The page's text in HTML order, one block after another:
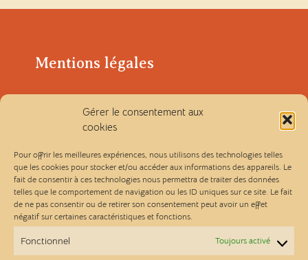
Gérer le consentement aux
cookies
Pour offrir les meilleures expériences, nous utilisons des technologies telles
que les cookies pour stocker et/ou accéder aux informations des appareils. Le
fait de consentir à ces technologies nous permettra de traiter des données
telles que le comportement de navigation ou les ID uniques sur ce site. Le fait
de ne pas consentir ou de retirer son consentement peut avoir un effet
négatif sur certaines caractéristiques et fonctions.
Fonctionnel Toujours activé
Mentions légales
Politique de confidentialité
Les Ateliers Linou